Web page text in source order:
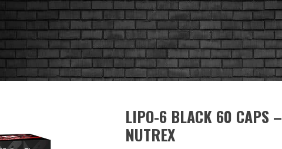
LIPO-6 BLACK 60 CAPS –
NUTREX